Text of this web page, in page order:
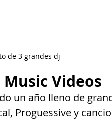
de 3 grandes dj
Music Videos
un año lleno de
Proguessive y